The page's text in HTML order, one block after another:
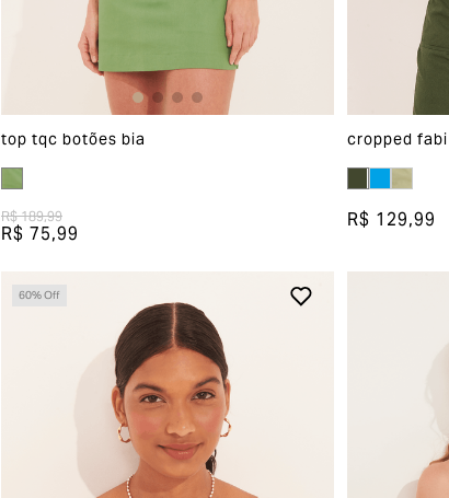
top tqc botões bia
R$ 189,99
R$ 75,99
cropped fabi
R$ 129,99
60% Off